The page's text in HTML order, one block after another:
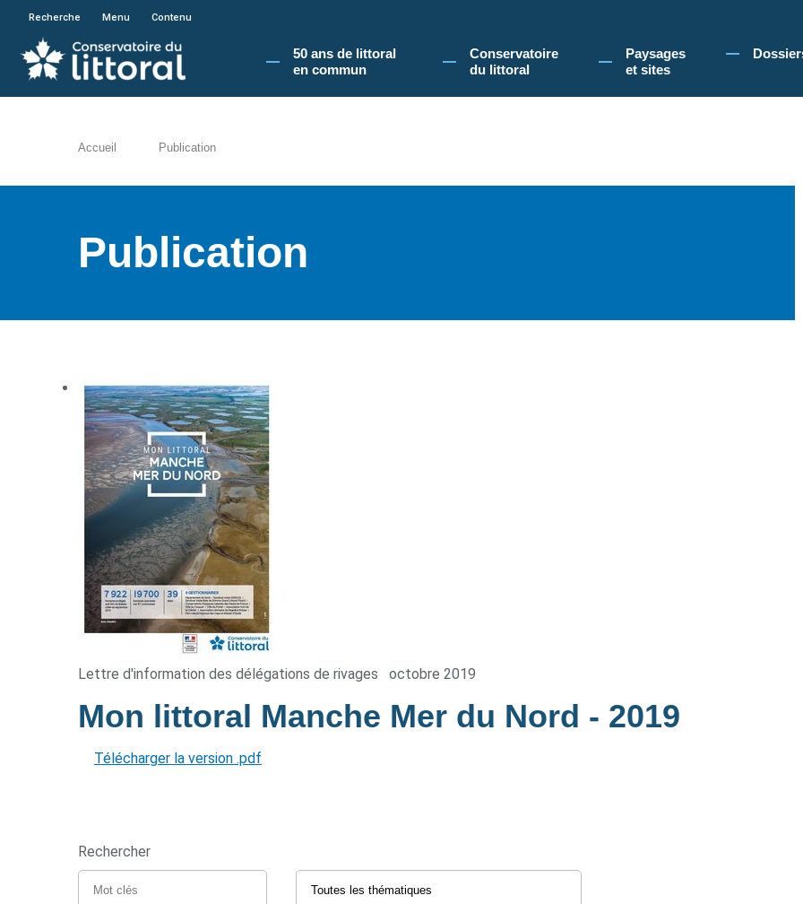
En poursuivant votre navigation sur le site du Conservatoire du littoral, vous acceptez l'utilisation de cookies pour vous
Recherche Menu Contenu
50 ans de littoral
en commun​
Conservatoire
du littoral
Paysages
et sites
Accueil Publication
Publication
Lettre d'information des délégations de rivages octobre 2019
Mon littoral Manche Mer du Nord - 2019
Télécharger la version .pdf
Rechercher